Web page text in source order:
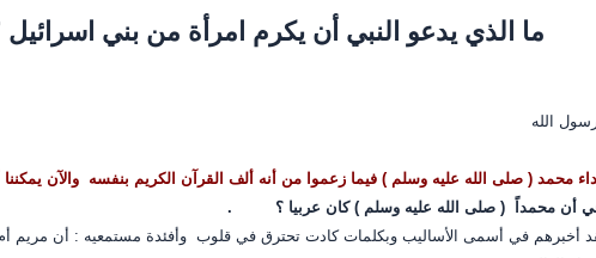
ما الذي يدعو النبي أن يكرم امرأة من بني اسرائيل
الله
( صلى الله عليه وسلم ) فيما زعموا من أنه ألف القرآن الكريم بنفسه والآن
أن محمداً ( صلى الله عليه وسلم ) كان عربيا ؟
.
أخبرهم في أسمى الأساليب وبكلمات كادت تحترق في قلوب وأفئدة مستمعيه : أن مريم